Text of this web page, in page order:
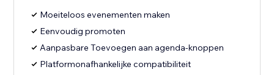
Moeiteloos evenementen maken
Eenvoudig promoten
Aanpasbare Toevoegen aan agenda-knoppen
Platformonafhankelijke compatibiliteit